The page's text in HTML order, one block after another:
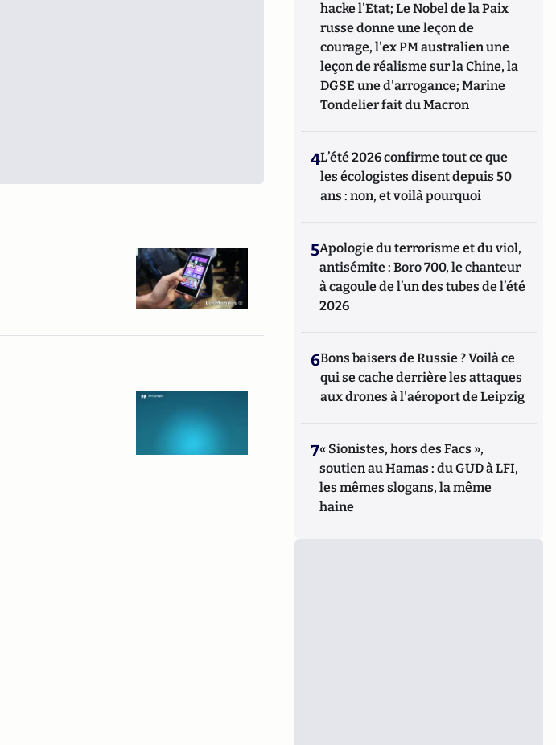
hacke l'Etat; Le Nobel de la Paix
russe donne une leçon de
courage, l'ex PM australien une
leçon de réalisme sur la Chine, la
DGSE une d'arrogance; Marine
Tondelier fait du Macron
4L’été 2026 confirme tout ce que
les écologistes disent depuis 50
ans : non, et voilà pourquoi
5Apologie du terrorisme et du viol,
antisémite : Boro 700, le chanteur
à cagoule de l’un des tubes de l’été
2026
6Bons baisers de Russie ? Voilà ce
qui se cache derrière les attaques
aux drones à l'aéroport de Leipzig
7« Sionistes, hors des Facs »,
soutien au Hamas : du GUD à LFI,
les mêmes slogans, la même
haine